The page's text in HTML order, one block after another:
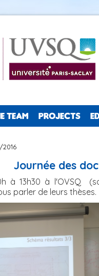
TEAM PROJECTS
Journée des
à 13h30 à l'OVSQ
parler de leurs thèses.